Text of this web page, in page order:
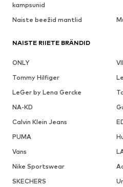
kampsunid
Naiste beežid mantlid
NAISTE RIIETE BRÄNDID
ONLY
Tommy Hilfiger
LeGer by Lena Gercke
NA-KD
Calvin Klein Jeans
PUMA
Vans
Nike Sportswear
SKECHERS